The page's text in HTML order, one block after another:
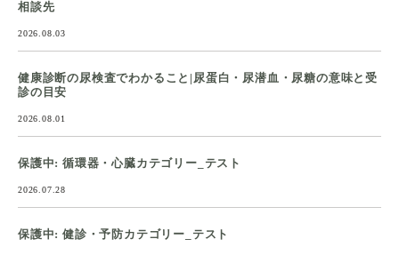
相談先
2026.08.03
健康診断の尿検査でわかること|尿蛋白・尿潜血・尿糖の意味と受
診の目安
2026.08.01
保護中: 循環器・心臓カテゴリー_テスト
2026.07.28
保護中: 健診・予防カテゴリー_テスト